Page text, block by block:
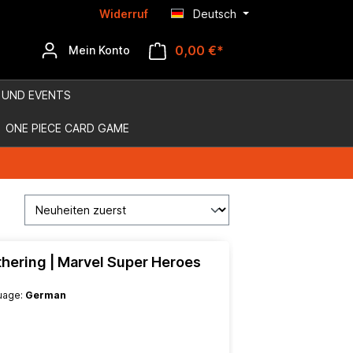
Widerruf Deutsch
Mein Konto 0,00 €*
EVENTS
ONE PIECE CARD GAME
| Marvel Super Heroes
German